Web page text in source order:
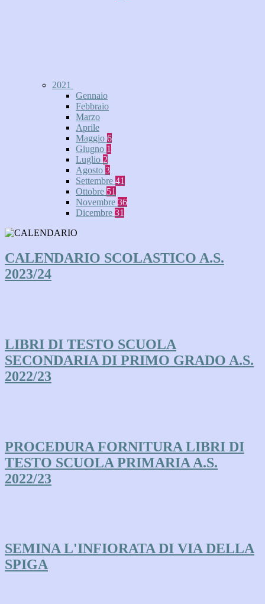
2021
Gennaio
Febbraio
Marzo
Aprile
Maggio 6
Giugno 1
Luglio 2
Agosto 3
Settembre 41
Ottobre 51
Novembre 36
Dicembre 31
CALENDARIO SCOLASTICO A.S.
2023/24
LIBRI DI TESTO SCUOLA
SECONDARIA DI PRIMO GRADO A.S.
2022/23
PROCEDURA FORNITURA LIBRI DI
TESTO SCUOLA PRIMARIA A.S.
2022/23
SEMINA L'INFIORATA DI VIA DELLA
SPIGA